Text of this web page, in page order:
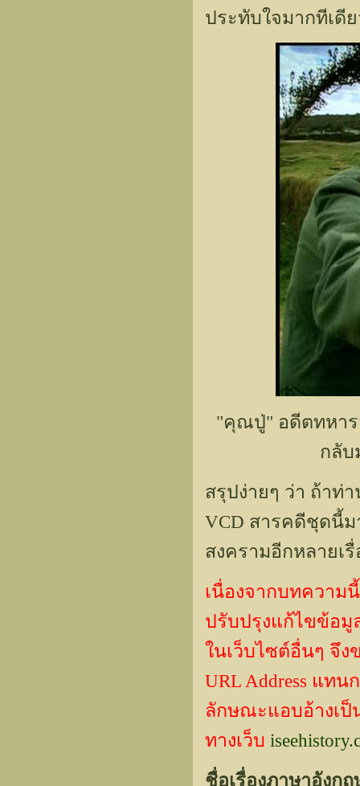
ประทับใจมากทีเดี
"คุณปู่" อดีตทหาร
กลับ
สรุปง่ายๆ ว่า ถ้าท่
VCD สารคดีชุดนี้ม
สงครามอีกหลายเ
เนื่องจากบทความ
ปรับปรุงแก้ไขข้อมู
ในเว็บไซต์อื่นๆ จึง
URL Address แท
ลักษณะแอบอ้างเป็
ทางเว็บ
ชื่อเรื่องภาษาอังก